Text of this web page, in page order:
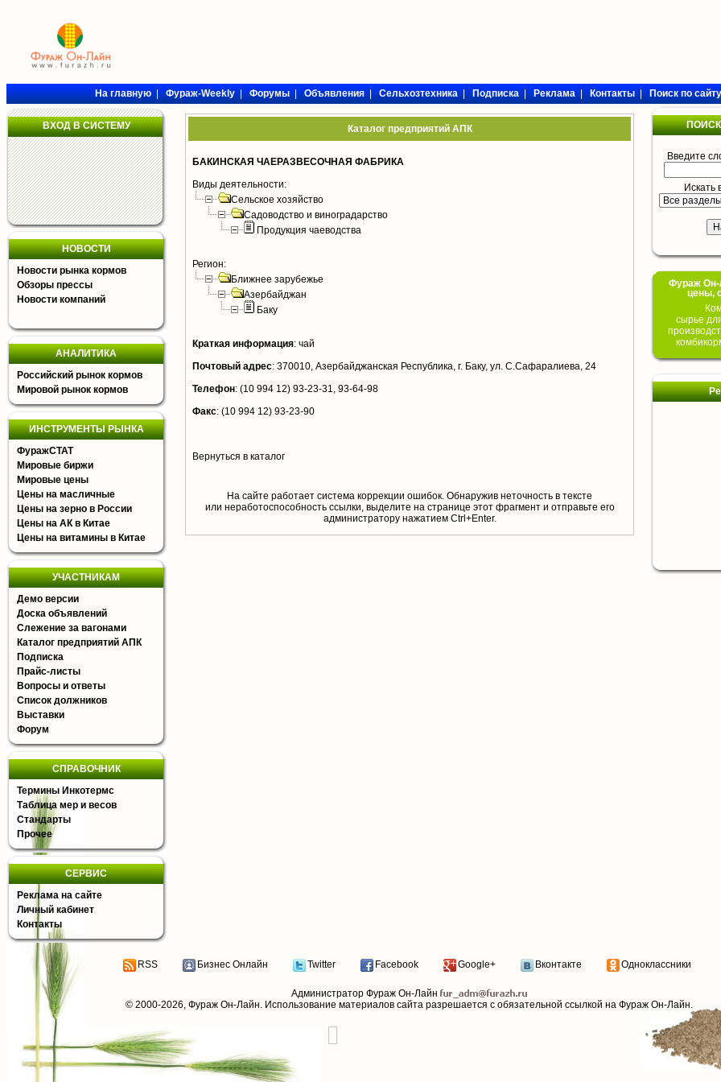
На главную|Фураж-Weekly|Форумы|Объявления|Сельхозтехника|Подписка|Реклама|Контакты|Поиск по сайту
ВХОД В СИСТЕМУ
НОВОСТИ
Новости рынка кормов
Обзоры прессы
Новости компаний
АНАЛИТИКА
Российский рынок кормов
Мировой рынок кормов
ИНСТРУМЕНТЫ РЫНКА
ФуражСТАТ
Мировые биржи
Мировые цены
Цены на масличные
Цены на зерно в России
Цены на АК в Китае
Цены на витамины в Китае
УЧАСТНИКАМ
Демо версии
Доска объявлений
Слежение за вагонами
Каталог предприятий АПК
Подписка
Прайс-листы
Вопросы и ответы
Список должников
Выставки
Форум
СПРАВОЧНИК
Термины Инкотермс
Таблица мер и весов
Стандарты
Прочее
СЕРВИС
Реклама на сайте
Личный кабинет
Контакты
Каталог предприятий АПК
БАКИНСКАЯ ЧАЕРАЗВЕСОЧНАЯ ФАБРИКА
Виды деятельности:
Сельское хозяйство
Садоводство и виноградарство
Продукция чаеводства
Регион:
Ближнее зарубежье
Азербайджан
Баку
Краткая информация: чай
Почтовый адрес: 370010, Азербайджанская Республика, г. Баку, ул. С.Сафаралиева, 24
Телефон: (10 994 12) 93-23-31, 93-64-98
Факс: (10 994 12) 93-23-90
Вернуться в каталог
На сайте работает система коррекции ошибок. Обнаружив неточность в тексте
или неработоспособность ссылки, выделите на странице этот фрагмент и отправьте его
aдминистратору нажатием Ctrl+Enter.
Введите
Искать
Фураж Он-
цены,
сырье
RSS Бизнес Онлайн Twitter Facebook Google+ Вконтакте Одноклассники
Администратор Фураж Он-Лайн
© 2000-2026, Фураж Он-Лайн. Использование материалов сайта разрешается с обязательной ссылкой на Фураж Он-Лайн.